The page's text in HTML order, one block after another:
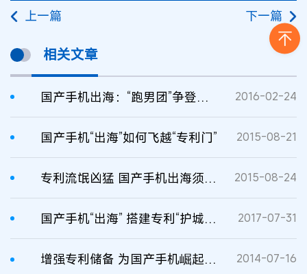
上一篇 下一篇
相关文章
国产手机出海：“跑男团”争登高通“大船”？ 2016-02-24
国产手机“出海”如何飞越“专利门” 2015-08-21
专利流氓凶猛 国产手机出海须有备而往 2015-08-24
国产手机“出海” 搭建专利“护城河”是关键 2017-07-31
增强专利储备 为国产手机崛起“提气” 2014-07-16